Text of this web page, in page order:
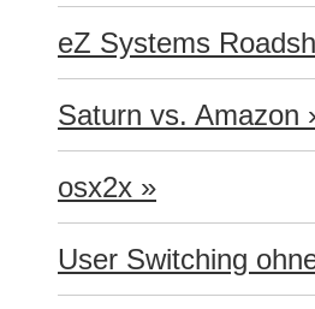
eZ Systems
Saturn vs. Amazon
osx2x »
User Switching